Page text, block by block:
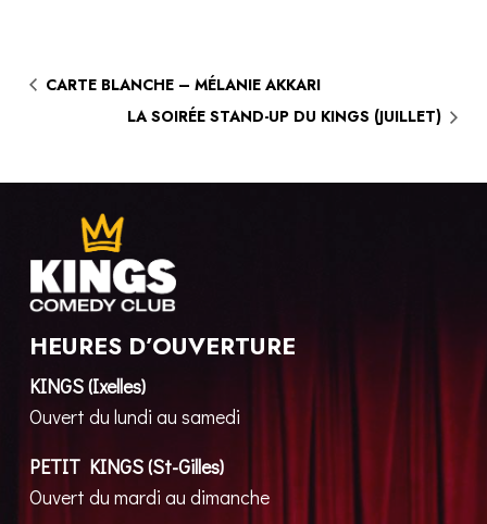
CARTE BLANCHE – MÉLANIE AKKARI
LA SOIRÉE STAND-UP DU KINGS (JUILLET)
HEURES D’OUVERTURE
KINGS (Ixelles)
Ouvert du lundi au samedi
PETIT KINGS (St-Gilles)
Ouvert du mardi au dimanche